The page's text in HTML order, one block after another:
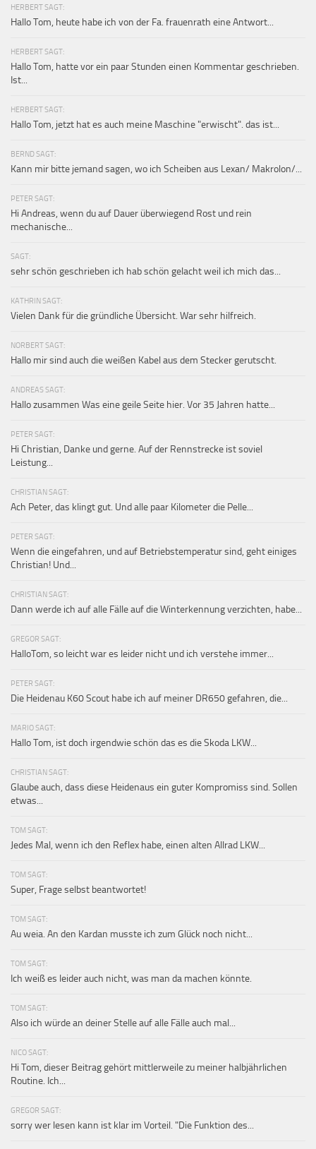
HERBERT SAGT:
Hallo Tom, heute habe ich von der Fa. frauenrath eine Antwort...
HERBERT SAGT:
Hallo Tom, hatte vor ein paar Stunden einen Kommentar geschrieben.
Ist...
HERBERT SAGT:
Hallo Tom, jetzt hat es auch meine Maschine "erwischt". das ist...
BERND SAGT:
Kann mir bitte jemand sagen, wo ich Scheiben aus Lexan/ Makrolon/...
PETER SAGT:
Hi Andreas, wenn du auf Dauer überwiegend Rost und rein
mechanische...
SAGT:
sehr schön geschrieben ich hab schön gelacht weil ich mich das...
KATHRIN SAGT:
Vielen Dank für die gründliche Übersicht. War sehr hilfreich.
NORBERT SAGT:
Hallo mir sind auch die weißen Kabel aus dem Stecker gerutscht.
ANDREAS SAGT:
Hallo zusammen Was eine geile Seite hier. Vor 35 Jahren hatte...
PETER SAGT:
Hi Christian, Danke und gerne. Auf der Rennstrecke ist soviel
Leistung...
CHRISTIAN SAGT:
Ach Peter, das klingt gut. Und alle paar Kilometer die Pelle...
PETER SAGT:
Wenn die eingefahren, und auf Betriebstemperatur sind, geht einiges
Christian! Und...
CHRISTIAN SAGT:
Dann werde ich auf alle Fälle auf die Winterkennung verzichten, habe...
GREGOR SAGT:
HalloTom, so leicht war es leider nicht und ich verstehe immer...
PETER SAGT:
Die Heidenau K60 Scout habe ich auf meiner DR650 gefahren, die...
MARIO SAGT:
Hallo Tom, ist doch irgendwie schön das es die Skoda LKW...
CHRISTIAN SAGT:
Glaube auch, dass diese Heidenaus ein guter Kompromiss sind. Sollen
etwas...
TOM SAGT:
Jedes Mal, wenn ich den Reflex habe, einen alten Allrad LKW...
TOM SAGT:
Super, Frage selbst beantwortet!
TOM SAGT:
Au weia. An den Kardan musste ich zum Glück noch nicht...
TOM SAGT:
Ich weiß es leider auch nicht, was man da machen könnte.
TOM SAGT:
Also ich würde an deiner Stelle auf alle Fälle auch mal...
NICO SAGT:
Hi Tom, dieser Beitrag gehört mittlerweile zu meiner halbjährlichen
Routine. Ich...
GREGOR SAGT:
sorry wer lesen kann ist klar im Vorteil. "Die Funktion des...